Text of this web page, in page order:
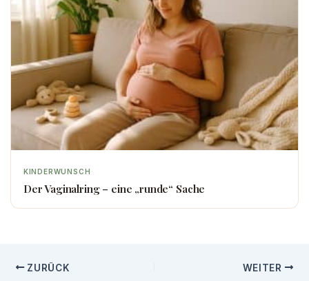
KINDERWUNSCH
Der Vaginalring – eine „runde“ Sache
ZURÜCK WEITER